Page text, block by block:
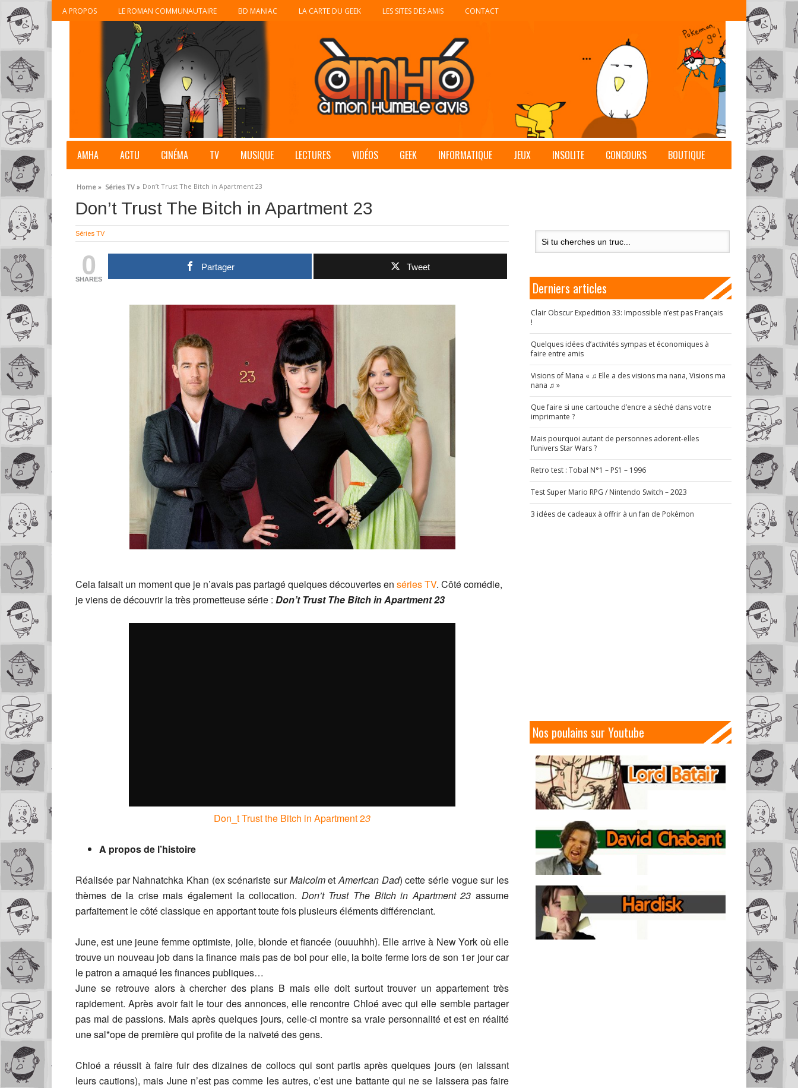
A PROPOS LE ROMAN COMMUNAUTAIRE BD MANIAC LA CARTE DU GEEK LES SITES DES AMIS CONTACT
AMHA ACTU CINÉMA TV MUSIQUE LECTURES VIDÉOS GEEK INFORMATIQUE JEUX INSOLITE CONCOURS BOUTIQUE
Home » Séries TV » Don’t Trust The Bitch in Apartment 23
Don’t Trust The Bitch in Apartment 23
Séries TV
0
SHARES
Partager Tweet
Cela faisait un moment que je n’avais pas partagé quelques découvertes en séries TV. Côté comédie,
je viens de découvrir la très prometteuse série : Don’t Trust The Bitch in Apartment 23
Don_t Trust the Bitch in Apartment 23
A propos de l’histoire
Réalisée par Nahnatchka Khan (ex scénariste surMalcolmetAmerican Dad) cette série vogue sur les
thèmes de la crise mais également la collocation. Don’t Trust The Bitch in Apartment 23assume
parfaitement le côté classique en apportant toute fois plusieurs éléments différenciant.
June, est une jeune femme optimiste, jolie, blonde et fiancée (ouuuhhh). Elle arrive à New York où elle
trouve un nouveau job dans la finance mais pas de bol pour elle, la boite ferme lors de son 1er jour car
le patron a arnaqué les finances publiques…
June se retrouve alors à chercher des plans B mais elle doit surtout trouver un appartement très
rapidement. Après avoir fait le tour des annonces, elle rencontre Chloé avec qui elle semble partager
pas mal de passions. Mais après quelques jours, celle-ci montre sa vraie personnalité et est en réalité
une sal*ope de première qui profite de la naïveté des gens.
Chloé a réussit à faire fuir des dizaines de collocs qui sont partis après quelques jours (en laissant
leurs cautions), mais June n’est pas comme les autres, c’est une battante qui ne se laissera pas faire
Derniers articles
Clair Obscur Expedition 33: Impossible n’est pas Français
!
Quelques idées d’activités sympas et économiques à
faire entre amis
Visions of Mana « ♫ Elle a des visions ma nana, Visions ma
nana ♫ »
Que faire si une cartouche d’encre a séché dans votre
imprimante ?
Mais pourquoi autant de personnes adorent-elles
l’univers Star Wars ?
Retro test : Tobal N°1 – PS1 – 1996
Test Super Mario RPG / Nintendo Switch – 2023
3 idées de cadeaux à offrir à un fan de Pokémon
Nos poulains sur Youtube